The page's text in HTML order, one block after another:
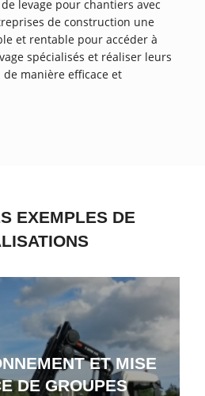
levage pour chantiers avec
de construction une
et rentable pour accéder à
spécialisés et réaliser leurs
manière efficace et
EXEMPLES DE
ET MISE
DE GROUPES